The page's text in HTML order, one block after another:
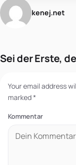
kenej.net
Sei der Erste,
Your email address
marked*
Kommentar